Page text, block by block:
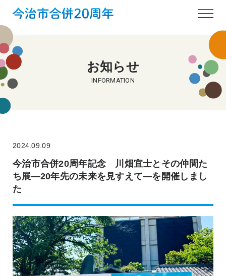
お知らせ
INFORMATION
2024.09.09
今治市合併20周年記念 川畑宜士とその仲間た
ち展―20年先の未来を見すえて―を開催しまし
た